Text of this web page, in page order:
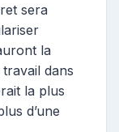
sera
la
dans
la plus
d’une